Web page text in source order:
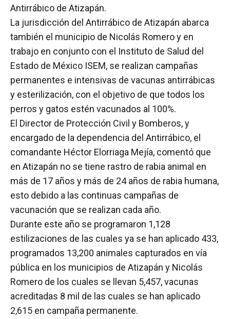
Antirrábico de Atizapán.
La jurisdicción del Antirrábico de Atizapán abarca
también el municipio de Nicolás Romero y en
trabajo en conjunto con el Instituto de Salud del
Estado de México ISEM, se realizan campañas
permanentes e intensivas de vacunas antirrábicas
y esterilización, con el objetivo de que todos los
perros y gatos estén vacunados al 100%.
El Director de Protección Civil y Bomberos, y
encargado de la dependencia del Antirrábico, el
comandante Héctor Elorriaga Mejía, comentó que
en Atizapán no se tiene rastro de rabia animal en
más de 17 años y más de 24 años de rabia humana,
esto debido a las continuas campañas de
vacunación que se realizan cada año.
Durante este año se programaron 1,128
estilizaciones de las cuales ya se han aplicado 433,
programados 13,200 animales capturados en vía
pública en los municipios de Atizapán y Nicolás
Romero de los cuales se llevan 5,457, vacunas
acreditadas 8 mil de las cuales se han aplicado
2,615 en campaña permanente.